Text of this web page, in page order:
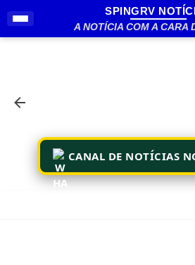
Pular para o
SPINGRV
A NOTÍCIA COM A CARA
CANAL DE NOTÍCIAS